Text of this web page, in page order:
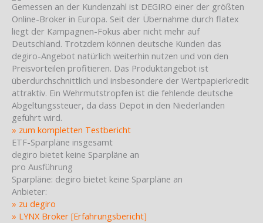
Gemessen an der Kundenzahl ist DEGIRO einer der größten
Online-Broker in Europa. Seit der Übernahme durch flatex
liegt der Kampagnen-Fokus aber nicht mehr auf
Deutschland. Trotzdem können deutsche Kunden das
degiro-Angebot natürlich weiterhin nutzen und von den
Preisvorteilen profitieren. Das Produktangebot ist
überdurchschnittlich und insbesondere der Wertpapierkredit
attraktiv. Ein Wehrmutstropfen ist die fehlende deutsche
Abgeltungssteuer, da dass Depot in den Niederlanden
geführt wird.
» zum kompletten Testbericht
ETF-Sparpläne insgesamt
degiro bietet keine Sparpläne an
pro Ausführung
Sparpläne: degiro bietet keine Sparpläne an
Anbieter:
» zu degiro
» LYNX Broker [Erfahrungsbericht]